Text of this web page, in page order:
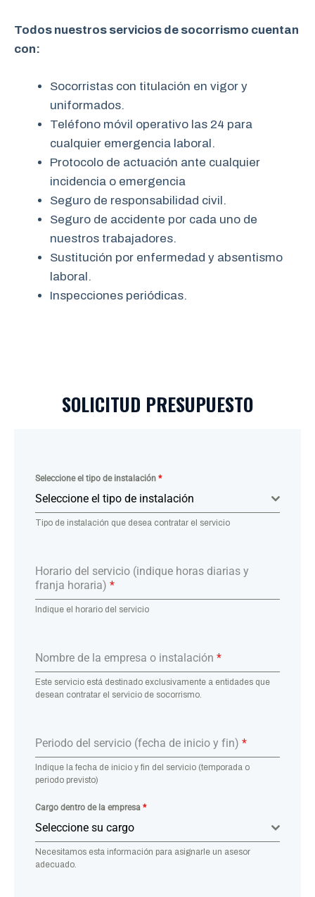
Todos nuestros servicios de socorrismo cuentan
con:
Socorristas con titulación en vigor y
uniformados.
Teléfono móvil operativo las 24 para
cualquier emergencia laboral.
Protocolo de actuación ante cualquier
incidencia o emergencia
Seguro de responsabilidad civil.
Seguro de accidente por cada uno de
nuestros trabajadores.
Sustitución por enfermedad y absentismo
laboral.
Inspecciones periódicas.
SOLICITUD PRESUPUESTO
Seleccione el tipo de instalación *
Seleccione el tipo de instalación
Tipo de instalación que desea contratar el servicio
Horario del servicio (indique horas diarias y
franja horaria) *
Indique el horario del servicio
Nombre de la empresa o instalación *
Este servicio está destinado exclusivamente a entidades que
desean contratar el servicio de socorrismo.
Periodo del servicio (fecha de inicio y fin) *
Indique la fecha de inicio y fin del servicio (temporada o
periodo previsto)
Cargo dentro de la empresa *
Seleccione su cargo
Necesitamos esta información para asignarle un asesor
adecuado.